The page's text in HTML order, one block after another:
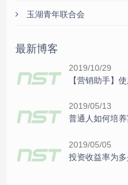
玉湖青年联合会
最新博客
2019/10/29
【营销助手】
2019/05/13
普通人如何培
2019/05/05
投资收益率为